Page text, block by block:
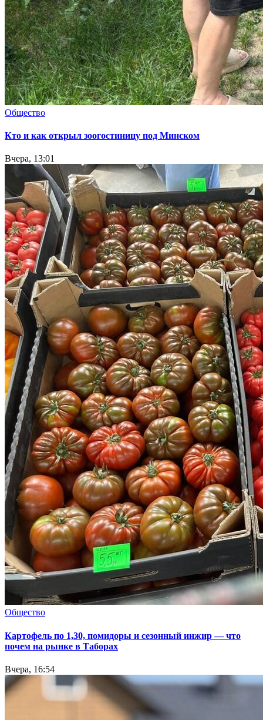
Общество
Кто и как открыл зоогостиницу под Минском
Вчера, 13:01
Общество
Картофель по 1,30, помидоры и сезонный инжир — что
почем на рынке в Таборах
Вчера, 16:54